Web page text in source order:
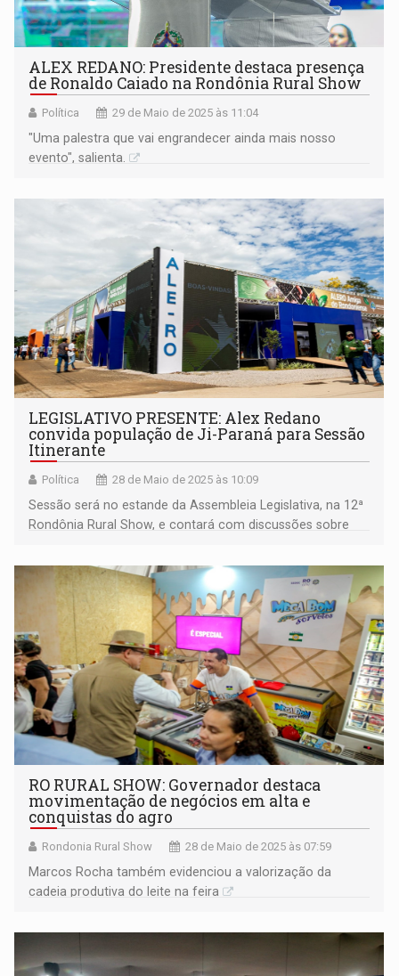
ALEX REDANO: Presidente destaca presença
de Ronaldo Caiado na Rondônia Rural Show
Política 29 de Maio de 2025 às 11:04
"Uma palestra que vai engrandecer ainda mais nosso
evento", salienta.
LEGISLATIVO PRESENTE: Alex Redano
convida população de Ji-Paraná para Sessão
Itinerante
Política 28 de Maio de 2025 às 10:09
Sessão será no estande da Assembleia Legislativa, na 12ª
Rondônia Rural Show, e contará com discussões sobre
RO RURAL SHOW: Governador destaca
movimentação de negócios em alta e
conquistas do agro
Rondonia Rural Show 28 de Maio de 2025 às 07:59
Marcos Rocha também evidenciou a valorização da
cadeia produtiva do leite na feira